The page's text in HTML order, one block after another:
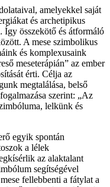
amelyekkel saját
és archetipikus
Így összekötő és átformáló
A mese szimbolikus
és komplexusaink
meseterápián” az ember
érti. Célja az
megtalálása, belső
szerint: „Az
lelkünk és
egyik spontán
a lélek
az alaktalant
segítségével
fellebbenti a fátylat a